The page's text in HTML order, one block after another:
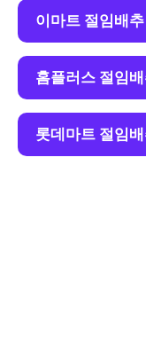
이마트 절임배
홈플러스 절임
롯데마트 절임